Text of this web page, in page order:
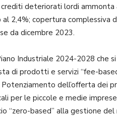
deteriorati lordi ammonta
2,4%; copertura complessiva
da dicembre 2023.
Industriale 2024-2028 che
di prodotti e servizi “fee-
dell’offerta dei
per le piccole e medie
“zero-based” alla gestione del